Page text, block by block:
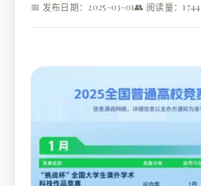
📅 发布日期：2025-03-01👥 阅读量：1744